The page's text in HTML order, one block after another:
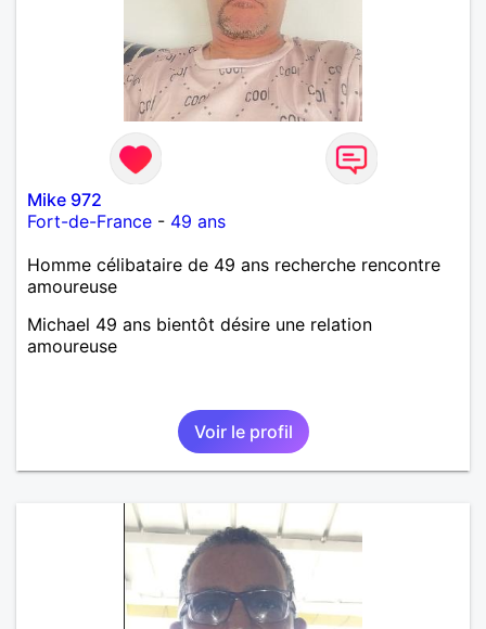
Mike 972
Fort-de-France - 49 ans
Homme célibataire de 49 ans recherche rencontre
amoureuse
Michael 49 ans bientôt désire une relation
amoureuse
Voir le profil